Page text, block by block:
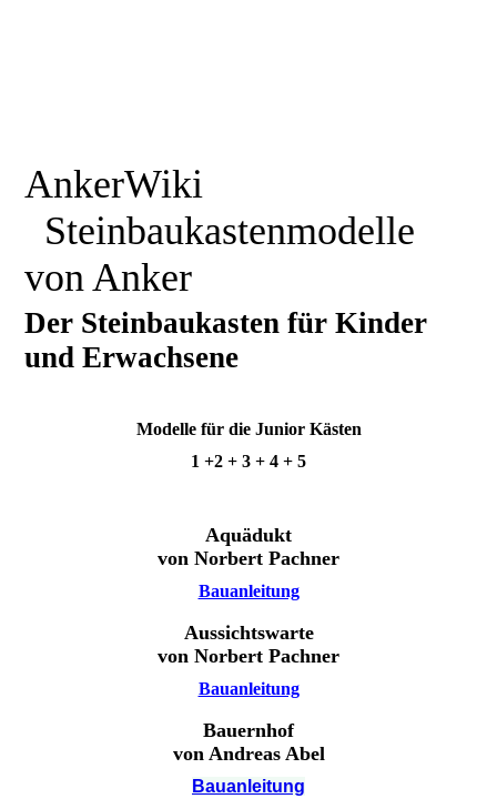
AnkerWiki
Steinbaukastenmodelle
von Anker
Der Steinbaukasten für Kinder
und Erwachsene
Modelle für die Junior Kästen
1 +2 + 3 + 4 + 5
Aquädukt
von Norbert Pachner
Bauanleitung
Aussichtswarte
von Norbert Pachner
Bauanleitung
Bauernhof
von Andreas Abel
Bauanleitung